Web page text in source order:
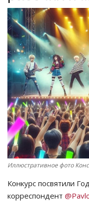
КАЗАХСТАН
МИР
СПЕЦПРОЕКТЫ
СПОРТ
Чек-лист
РАЗВЛЕЧЕНИЯ
OFFICIAL
Курултай
Иллюстративное фото
Конкурс посвятили
корреспондент